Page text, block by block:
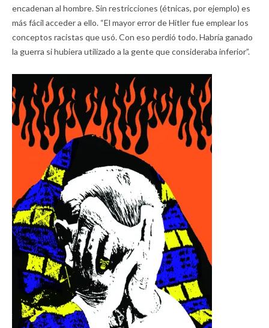
encadenan al hombre. Sin restricciones (étnicas, por ejemplo) es
más fácil acceder a ello. “El mayor error de Hitler fue emplear los
conceptos racistas que usó. Con eso perdió todo. Habría ganado
la guerra si hubiera utilizado a la gente que consideraba inferior”.